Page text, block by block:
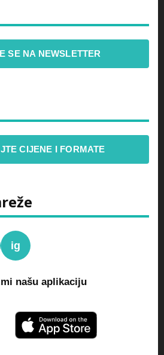
SE NA NEWSLETTER
CIJENE I FORMATE
ig
našu aplikaciju